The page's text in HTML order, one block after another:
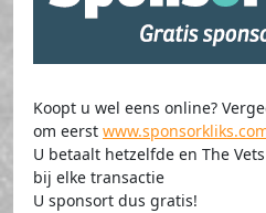
Koopt u wel eens online?
om eerst
U betaalt hetzelfde en The
bij elke transactie
U sponsort dus gratis!